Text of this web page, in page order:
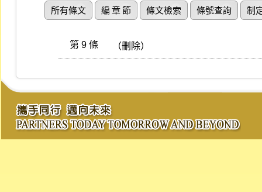
所有條文 編 章 節 條文檢索 條號查詢 制
第 9 條 （刪除）